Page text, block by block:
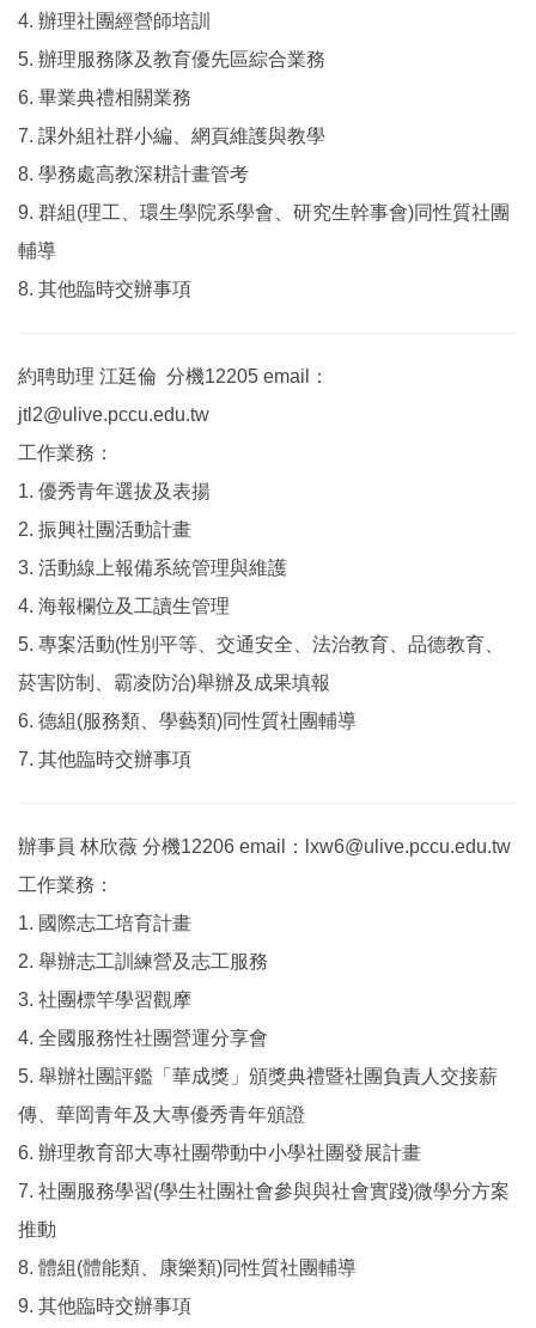
4. 辦理社團經營師培訓
5. 辦理服務隊及教育優先區綜合業務
6. 畢業典禮相關業務
7. 課外組社群小編、網頁維護與教學
8. 學務處高教深耕計畫管考
9. 群組(理工、環生學院系學會、研究生幹事會)同性質社團
輔導
8. 其他臨時交辦事項
約聘助理 江廷倫 分機12205 email：
jtl2@ulive.pccu.edu.tw
工作業務：
1. 優秀青年選拔及表揚
2. 振興社團活動計畫
3. 活動線上報備系統管理與維護
4. 海報欄位及工讀生管理
5. 專案活動(性別平等、交通安全、法治教育、品德教育、
菸害防制、霸凌防治)舉辦及成果填報
6. 德組(服務類、學藝類)同性質社團輔導
7. 其他臨時交辦事項
辦事員 林欣薇 分機12206 email：lxw6@ulive.pccu.edu.tw
工作業務：
1. 國際志工培育計畫
2. 舉辦志工訓練營及志工服務
3. 社團標竿學習觀摩
4. 全國服務性社團營運分享會
5. 舉辦社團評鑑「華成獎」頒獎典禮暨社團負責人交接薪
傳、華岡青年及大專優秀青年頒證
6. 辦理教育部大專社團帶動中小學社團發展計畫
7. 社團服務學習(學生社團社會參與與社會實踐)微學分方案
推動
8. 體組(體能類、康樂類)同性質社團輔導
9. 其他臨時交辦事項